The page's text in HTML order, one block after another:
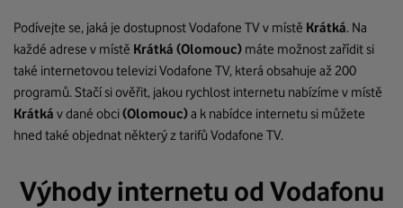
Podívejte se, jaká je dostupnost Vodafone TV v místě Krátká. Na
každé adrese v místě Krátká (Olomouc) máte možnost zařídit si
také internetovou televizi Vodafone TV, která obsahuje až 200
programů. Stačí si ověřit, jakou rychlost internetu nabízíme v místě
Krátká v dané obci(Olomouc)a k nabídce internetu si můžete
hned také objednat některý z tarifů Vodafone TV.
Výhody internetu od Vodafonu